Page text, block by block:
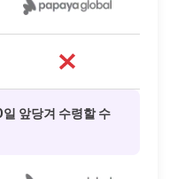
앞당겨 수령할 수